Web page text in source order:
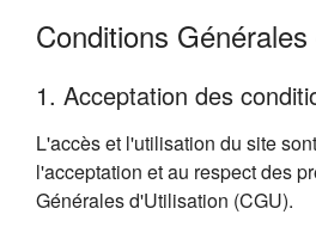
Conditions Générales
1. Acceptation des
L'accès et l'utilisation du site
l'acceptation et au respect des
Générales d'Utilisation (CGU).